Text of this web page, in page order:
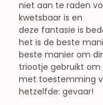
niet aan te raden
kwetsbaar is en
deze fantasie is
het is de beste
beste manier om
triootje gebruikt om
met toestemming
hetzelfde: gevaar!